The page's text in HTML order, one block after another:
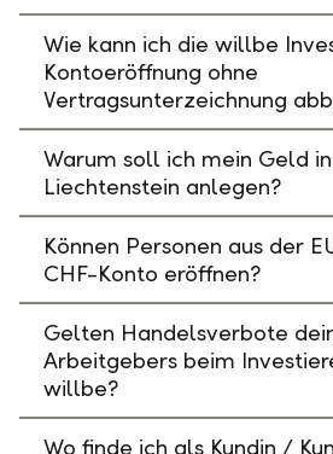
Wie kann ich die willbe
Kontoeröffnung ohne
Vertragsunterzeichnung
Warum soll ich mein Geld in
Liechtenstein anlegen?
Können Personen aus der
CHF-Konto eröffnen?
Gelten Handelsverbote
Arbeitgebers beim
willbe?
Wo finde ich als Kundin /